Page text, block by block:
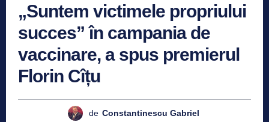
„Suntem victimele propriului
succes” în campania de
vaccinare, a spus premierul
Florin Cîțu
de Constantinescu Gabriel